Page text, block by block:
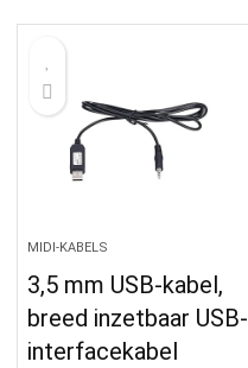
MIDI-KABELS
3,5 mm USB-kabel,
breed inzetbaar USB-
interfacekabel